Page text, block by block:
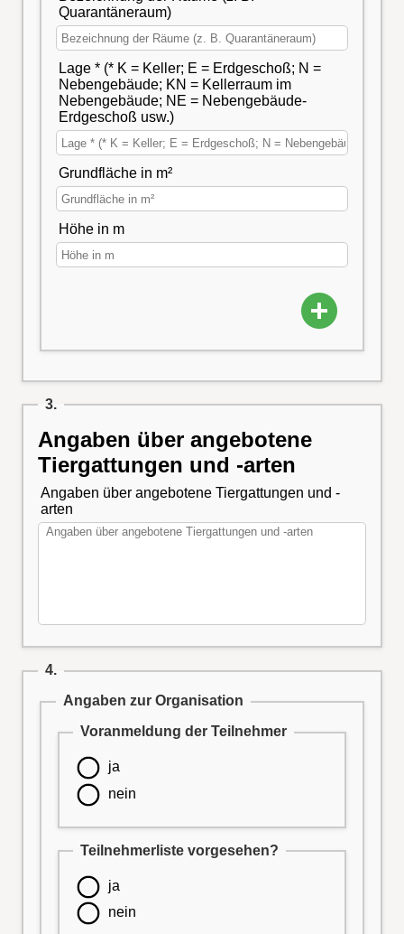
Quarantäneraum)
Lage * (* K = Keller; E = Erdgeschoß; N =
Nebengebäude; KN = Kellerraum im
Nebengebäude; NE = Nebengebäude-
Erdgeschoß usw.)
Grundfläche in m²
Höhe in m
3.
Angaben über angebotene
Tiergattungen und -arten
Angaben über angebotene Tiergattungen und -
arten
4.
Angaben zur Organisation
Voranmeldung der Teilnehmer
ja
nein
Teilnehmerliste vorgesehen?
ja
nein